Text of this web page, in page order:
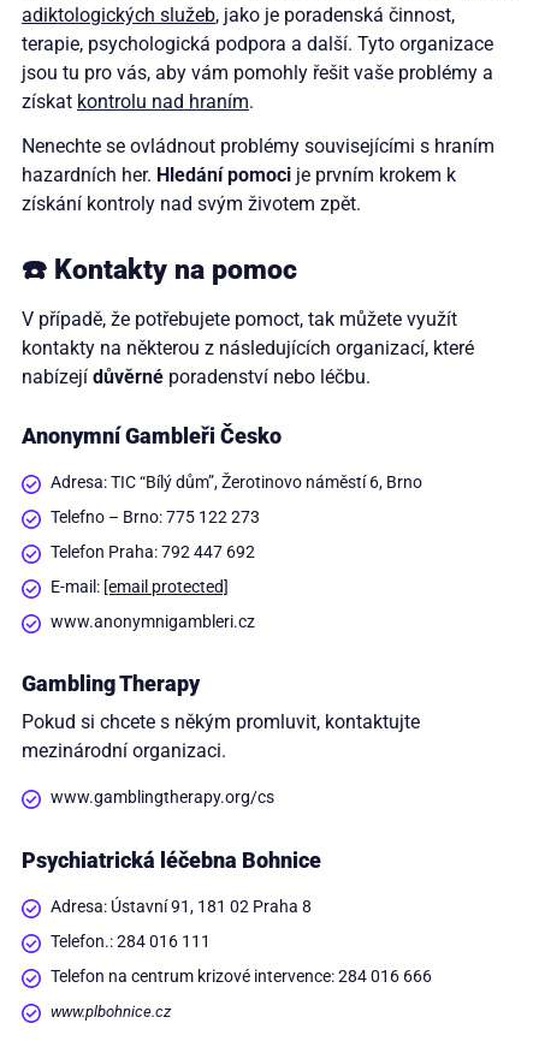
adiktologických služeb, jako je poradenská činnost,
terapie, psychologická podpora a další. Tyto organizace
jsou tu pro vás, aby vám pomohly řešit vaše problémy a
získat kontrolu nad hraním.
Nenechte se ovládnout problémy souvisejícími s hraním
hazardních her. Hledání pomoci je prvním krokem k
získání kontroly nad svým životem zpět.
☎️ Kontakty na pomoc
V případě, že potřebujete pomoct, tak můžete využít
kontakty na některou z následujících organizací, které
nabízejí důvěrné poradenství nebo léčbu.
Anonymní Gambleři Česko
Adresa: TIC “Bílý dům”, Žerotinovo náměstí 6, Brno
Telefno – Brno: 775 122 273
Telefon Praha: 792 447 692
E-mail: [email protected]
www.anonymnigambleri.cz
Gambling Therapy
Pokud si chcete s někým promluvit, kontaktujte
mezinárodní organizaci.
www.gamblingtherapy.org/cs
Psychiatrická léčebna Bohnice
Adresa: Ústavní 91, 181 02 Praha 8
Telefon.: 284 016 111
Telefon na centrum krizové intervence: 284 016 666
www.plbohnice.cz